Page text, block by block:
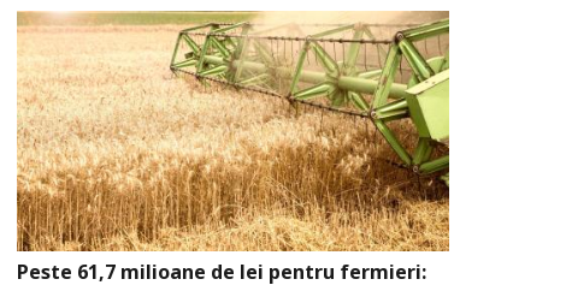
Peste 61,7 milioane de lei pentru fermieri: